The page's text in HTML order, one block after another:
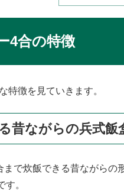
4合の特徴
特徴を見ていきます。
昔ながらの兵式飯
で炊飯できる昔ながらの
。